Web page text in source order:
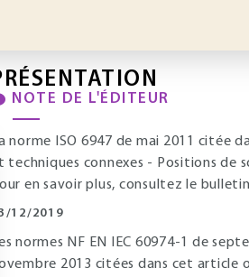
NOTE DE L'ÉDITEUR
norme ISO 6947 de mai 2011 citée
techniques connexes - Positions de
en savoir plus, consultez le
12/2019
normes NF EN IEC 60974-1 de
2013 citées dans cet article